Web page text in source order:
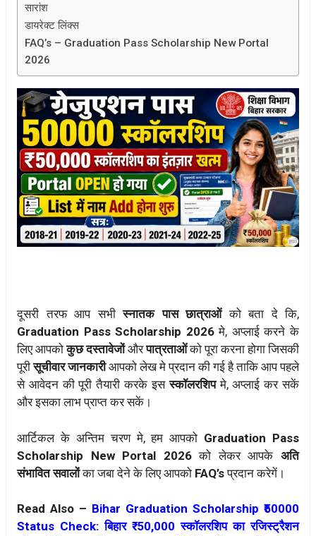
सारांश
डायरेक्ट लिंक्स
FAQ’s – Graduation Pass Scholarship New Portal
2026
दूसरी तरफ आप सभीस्नातक पास छात्राओंको बता दे कि,
Graduation Pass Scholarship 2026मे, अप्लाई करने के
लिए आपकोकुछ दस्तावेजोंऔरपात्रताओंको पूरा करना होगा जिसकी
पूरीसूचीवार जानकारीआपको लेख मे प्रदान की गई है ताकि आप पहले
से आवेदन की पूरी तैयारी करके इसस्कॉलरशिपमे, अप्लाई कर सकें
और इसका लाभ प्राप्त कर सकें।
आर्टिकल के अन्तिम चरण मे, हम आपको Graduation Pass
Scholarship New Portal 2026को लेकर आपकेअति
संभावित सवालोंका जबा देने के लिए आपको FAQ’sप्रदान करेगें।
Read Also – Bihar Graduation Scholarship ₹50000
Status Check: बिहार ₹ 50,000 स्कॉलरशिप का रजिस्ट्रैशन